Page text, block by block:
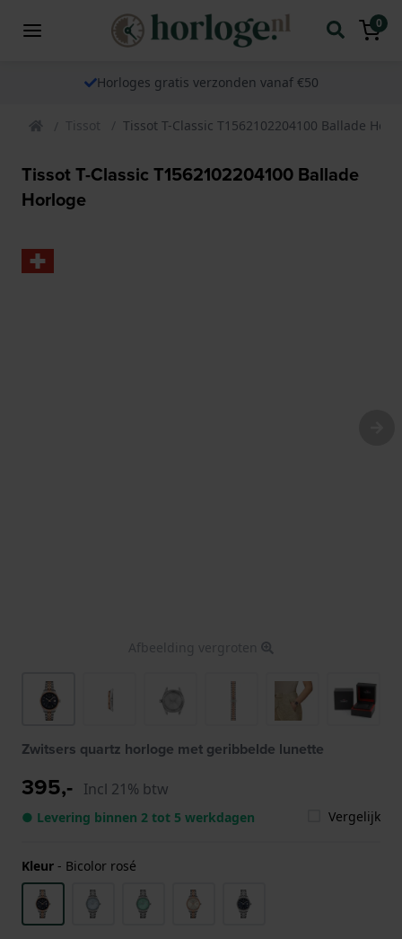
0
Horloges gratis verzonden vanaf €50
Tissot Tissot T-Classic T1562102204100 Ballade
Tissot T-Classic T1562102204100 Ballade
Horloge
Afbeelding vergroten
Zwitsers quartz horloge met geribbelde lunette
395,- Incl 21% btw
● Levering binnen 2 tot 5 werkdagen Vergelijk
Kleur - Bicolor rosé